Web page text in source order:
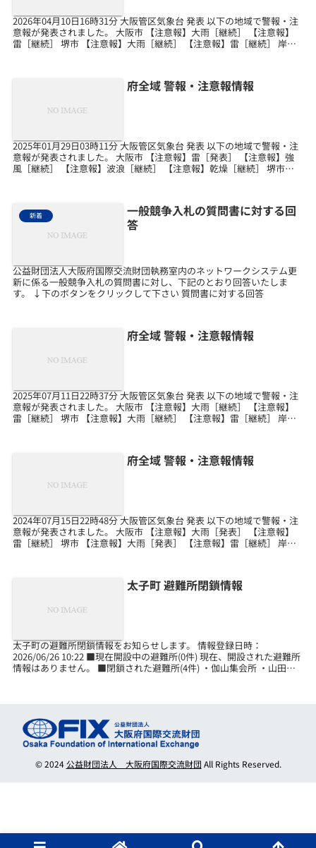
2026年04月10日16時31分 大阪管区気象台 発表 以下の地域で警報・注
意報が発表されました。 大阪市 【注意報】大雨［継続］ 【注意報】
雷［継続］ 堺市 【注意報】大雨［継続］ 【注意報】雷［継続］ 岸和
府全域 警報・注意報情報
2025年01月29日03時11分 大阪管区気象台 発表 以下の地域で警報・注
意報が発表されました。 大阪市 【注意報】雷［発表］ 【注意報】強
風［継続］ 【注意報】波浪［継続］ 【注意報】乾燥［継続］ 堺市
新着
一般競争入札の質問書に対する回
答
公益財団法人大阪府国際交流財団執務室内のネットワークシステム更
新に係る一般競争入札の質問書に対し、下記のとおり回答いたしま
す。 ↓下のボタンをクリックして下さい 質問書に対する回答
府全域 警報・注意報情報
2025年07月11日22時37分 大阪管区気象台 発表 以下の地域で警報・注
意報が発表されました。 大阪市 【注意報】大雨［継続］ 【注意報】
雷［継続］ 堺市 【注意報】大雨［継続］ 【注意報】雷［継続］ 岸和
府全域 警報・注意報情報
2024年07月15日22時48分 大阪管区気象台 発表 以下の地域で警報・注
意報が発表されました。 大阪市 【注意報】大雨［発表］ 【注意報】
雷［継続］ 堺市 【注意報】大雨［発表］ 【注意報】雷［継続］ 岸和
太子町 避難所閉鎖情報
太子町の避難所閉鎖情報をお知らせします。 情報登録日時：
2026/06/26 10:22 ■現在開設中の避難所(0件) 現在、開設された避難所
情報はありません。 ■閉鎖された避難所(4件) ・伽山集会所 ・山田集
© 2024公益財団法人 大阪府国際交流財団 All Rights Reserved.